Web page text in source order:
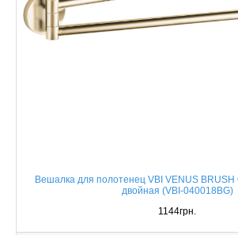
Вешалка для полотенец VBI VENUS BRUSH
двойная (VBI-040018BG)
1144грн.